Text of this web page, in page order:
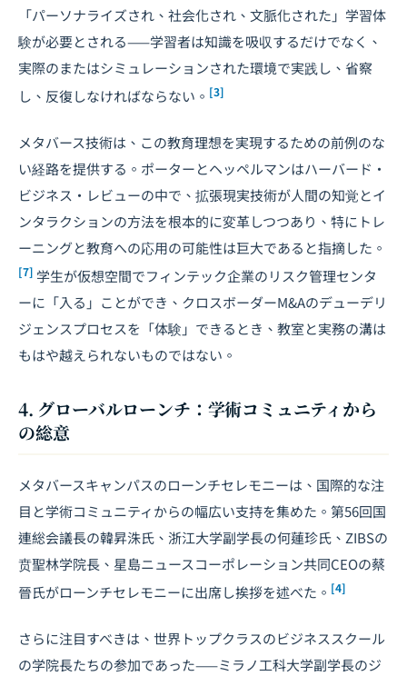
「パーソナライズされ、社会化され、文脈化された」学習体
験が必要とされる——学習者は知識を吸収するだけでなく、
実際のまたはシミュレーションされた環境で実践し、省察
し、反復しなければならない。 [3]
メタバース技術は、この教育理想を実現するための前例のな
い経路を提供する。ポーターとヘッペルマンはハーバード・
ビジネス・レビューの中で、拡張現実技術が人間の知覚とイ
ンタラクションの方法を根本的に変革しつつあり、特にトレ
ーニングと教育への応用の可能性は巨大であると指摘した。
[7] 学生が仮想空間でフィンテック企業のリスク管理センタ
ーに「入る」ことができ、 クロスボーダーM&Aのデューデリ
ジェンスプロセスを「体験」できるとき、教室と実務の溝は
もはや越えられないものではない。
4. グローバルローンチ：学術コミュニティから
の総意
メタバースキャンパスのローンチセレモニーは、国際的な注
目と学術コミュニティからの幅広い支持を集めた。第56回国
連総会議長の韓昇洙氏、浙江大学副学長の何蓮珍氏、ZIBSの
贲聖林学院長、星島ニュースコーポレーション共同CEOの蔡
晉氏がローンチセレモニーに出席し挨拶を述べた。 [4]
さらに注目すべきは、世界トップクラスのビジネススクール
の学院長たちの参加であった——ミラノ工科大学副学長のジ